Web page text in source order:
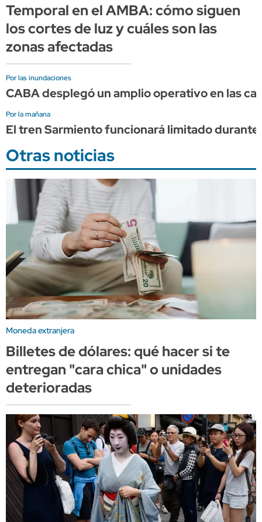
Temporal en el AMBA: cómo siguen
los cortes de luz y cuáles son las
zonas afectadas
Por las inundaciones
CABA desplegó un amplio operativo en las
Por la mañana
El tren Sarmiento funcionará limitado
Otras noticias
Moneda extranjera
Billetes de dólares: qué hacer si te
entregan "cara chica" o unidades
deterioradas